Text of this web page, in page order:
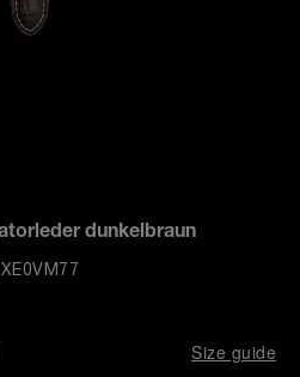
dunkelbraun
Size guide